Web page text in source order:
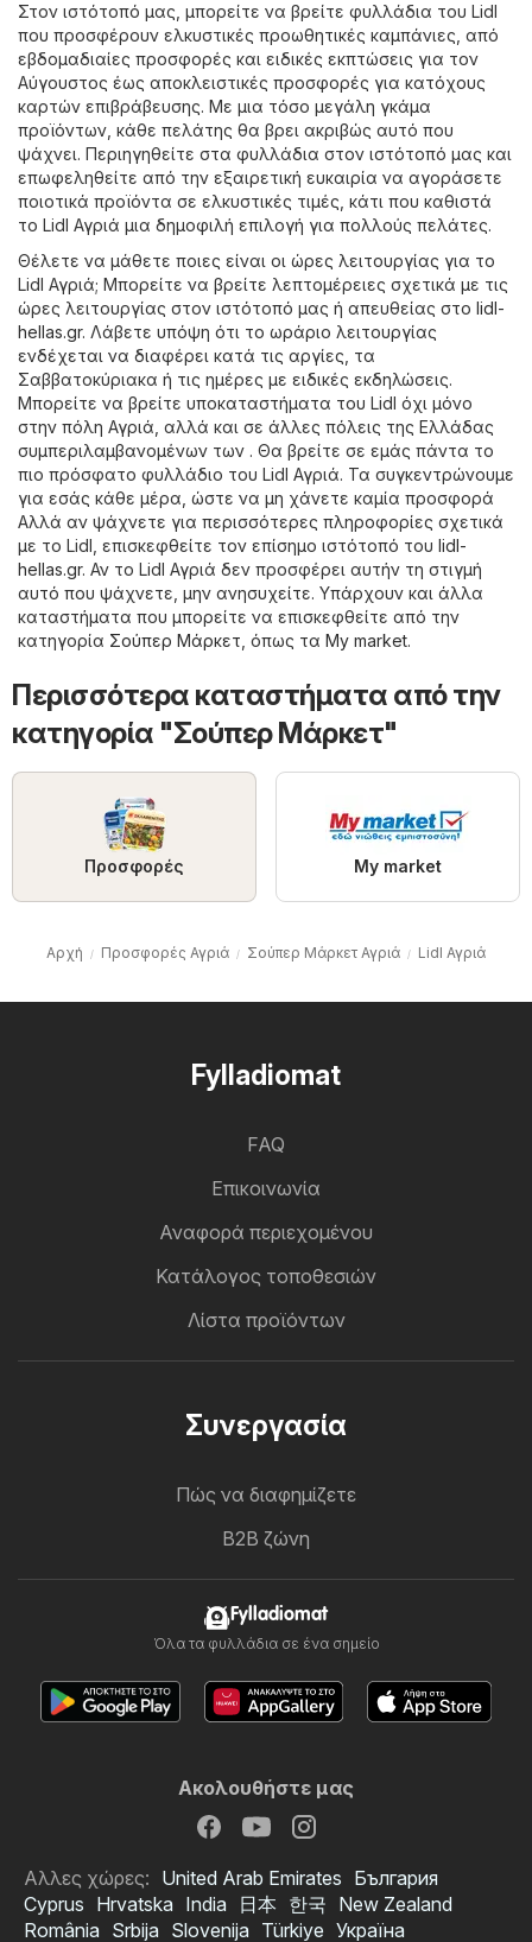
Στον ιστότοπό μας, μπορείτε να βρείτε φυλλάδια του Lidl
που προσφέρουν ελκυστικές προωθητικές καμπάνιες, από
εβδομαδιαίες προσφορές και ειδικές εκπτώσεις για τον
Αύγουστος έως αποκλειστικές προσφορές για κατόχους
καρτών επιβράβευσης. Με μια τόσο μεγάλη γκάμα
προϊόντων, κάθε πελάτης θα βρει ακριβώς αυτό που
ψάχνει. Περιηγηθείτε στα φυλλάδια στον ιστότοπό μας και
επωφεληθείτε από την εξαιρετική ευκαιρία να αγοράσετε
ποιοτικά προϊόντα σε ελκυστικές τιμές, κάτι που καθιστά
το Lidl Αγριά μια δημοφιλή επιλογή για πολλούς πελάτες.
Θέλετε να μάθετε ποιες είναι οι ώρες λειτουργίας για το
Lidl Αγριά; Μπορείτε να βρείτε λεπτομέρειες σχετικά με τις
ώρες λειτουργίας στον ιστότοπό μας ή απευθείας στο lidl-
hellas.gr. Λάβετε υπόψη ότι το ωράριο λειτουργίας
ενδέχεται να διαφέρει κατά τις αργίες, τα
Σαββατοκύριακα ή τις ημέρες με ειδικές εκδηλώσεις.
Μπορείτε να βρείτε υποκαταστήματα του Lidl όχι μόνο
στην πόλη Αγριά, αλλά και σε άλλες πόλεις της Ελλάδας
συμπεριλαμβανομένων των . Θα βρείτε σε εμάς πάντα το
πιο πρόσφατο φυλλάδιο του Lidl Αγριά. Τα συγκεντρώνουμε
για εσάς κάθε μέρα, ώστε να μη χάνετε καμία προσφορά
Αλλά αν ψάχνετε για περισσότερες πληροφορίες σχετικά
με το Lidl, επισκεφθείτε τον επίσημο ιστότοπό του lidl-
hellas.gr. Αν το Lidl Αγριά δεν προσφέρει αυτήν τη στιγμή
αυτό που ψάχνετε, μην ανησυχείτε. Υπάρχουν και άλλα
καταστήματα που μπορείτε να επισκεφθείτε από την
κατηγορία Σούπερ Μάρκετ , όπως τα My market.
Περισσότερα καταστήματα από την
κατηγορία "Σούπερ Μάρκετ"
Προσφορές My market
Αρχή Προσφορές Αγριά Σούπερ Μάρκετ Αγριά Lidl Αγριά
Fylladiomat
FAQ
Επικοινωνία
Αναφορά περιεχομένου
Κατάλογος τοποθεσιών
Λίστα προϊόντων
Συνεργασία
Πώς να διαφημίζετε
B2B ζώνη
Fylladiomat
Όλα τα φυλλάδια σε ένα σημείο
Ακολουθήστε μας
Αλλες χώρες: United Arab Emirates България
Cyprus Hrvatska India 日本 한국 New Zealand
România Srbija Slovenija Türkiye Україна